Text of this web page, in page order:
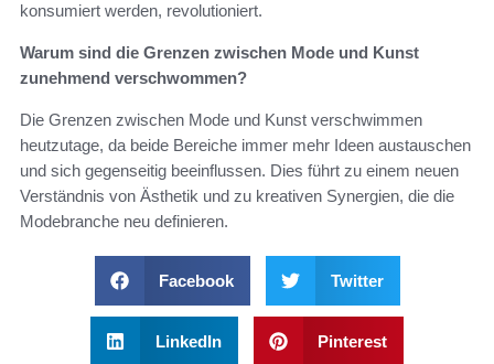
konsumiert werden, revolutioniert.
Warum sind die Grenzen zwischen Mode und Kunst
zunehmend verschwommen?
Die Grenzen zwischen Mode und Kunst verschwimmen
heutzutage, da beide Bereiche immer mehr Ideen austauschen
und sich gegenseitig beeinflussen. Dies führt zu einem neuen
Verständnis von Ästhetik und zu kreativen Synergien, die die
Modebranche neu definieren.
Facebook Twitter
LinkedIn Pinterest